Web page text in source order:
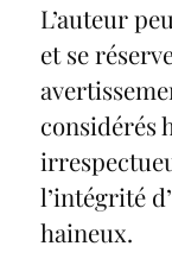
L’auteur
et se
considérés
l’intégrité
haineux.